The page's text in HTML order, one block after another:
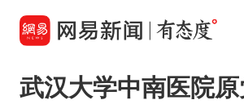
武汉大学中南医院